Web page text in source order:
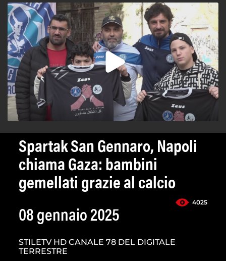
Spartak San Gennaro, Napoli
chiama Gaza: bambini
gemellati grazie al calcio
4025
08 gennaio 2025
STILETV HD CANALE 78 DEL DIGITALE
TERRESTRE